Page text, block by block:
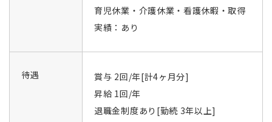
育児休業・介護休業・看護休暇・取得
実績：あり
待遇
賞与 2回/年[計4ヶ月分]
昇給 1回/年
退職金制度あり[勤続 3年以上]